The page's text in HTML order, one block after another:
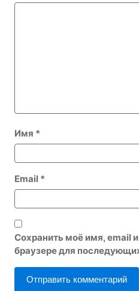
Имя *
Email *
Сохранить моё имя, email
браузере для